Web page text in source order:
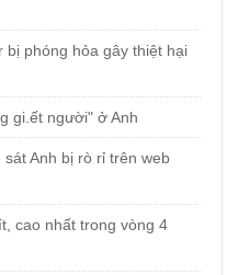
phóng hỏa gây thiệt hại
gi.ết người" ở Anh
Anh bị rò rỉ trên web
cao nhất trong vòng 4